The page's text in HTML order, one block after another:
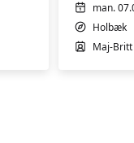
man.
Holbæk
Maj-